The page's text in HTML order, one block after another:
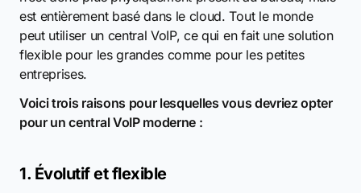
est entièrement basé dans le cloud. Tout le monde
peut utiliser un central VoIP, ce qui en fait une solution
flexible pour les grandes comme pour les petites
entreprises.
Voici trois raisons pour lesquelles vous devriez opter
pour un central VoIP moderne :
1. Évolutif et flexible